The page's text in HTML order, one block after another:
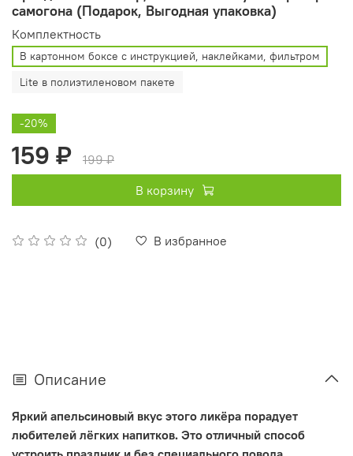
самогона (Подарок, Выгодная упаковка)
(0) В избранное
Комплектность
В картонном боксе с инструкцией, наклейками, фильтром
Lite в полиэтиленовом пакете
-20%
159 ₽
199 ₽
В корзину
Описание
Яркий апельсиновый вкус этого ликёра порадует
любителей лёгких напитков. Это отличный способ